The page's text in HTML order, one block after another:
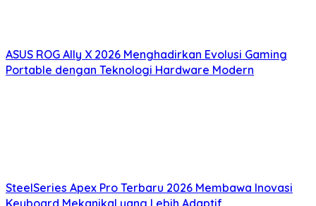
ASUS ROG Ally X 2026 Menghadirkan Evolusi Gaming
Portable dengan Teknologi Hardware Modern
SteelSeries Apex Pro Terbaru 2026 Membawa Inovasi